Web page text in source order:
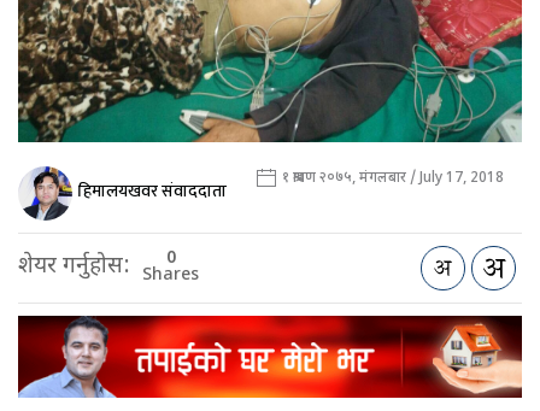
हिमालयखवर संवाददाता १ श्रावण २०७५, मंगलबार / July 17, 2018
शेयर गर्नुहोस: 0
Shares